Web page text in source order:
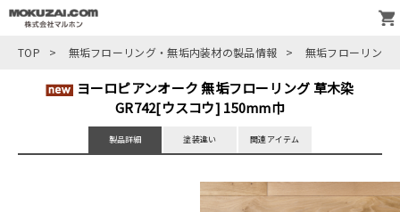
TOP > 無垢フローリング・無垢内装材の製品情報 > 無垢フローリング
ヨーロピアンオーク 無垢フローリング 草木染
GR742[ウスコウ] 150mm巾
製品詳細 塗装違い 関連アイテム